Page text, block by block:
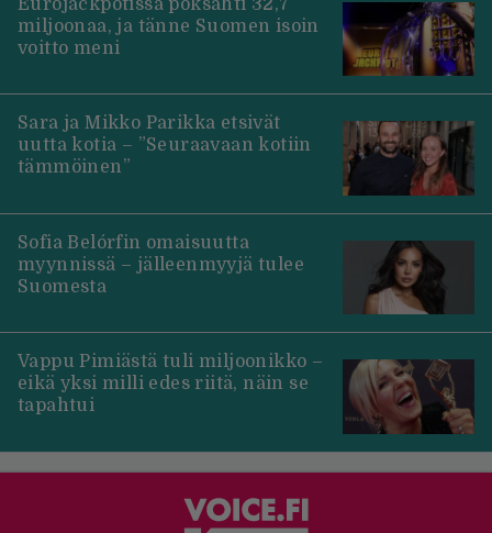
Eurojackpotissa poksahti 32,7
miljoonaa, ja tänne Suomen isoin
voitto meni
Sara ja Mikko Parikka etsivät
uutta kotia – ”Seuraavaan kotiin
tämmöinen”
Sofia Belórfin omaisuutta
myynnissä – jälleenmyyjä tulee
Suomesta
Vappu Pimiästä tuli miljoonikko –
eikä yksi milli edes riitä, näin se
tapahtui